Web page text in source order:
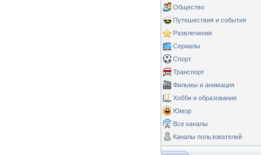
Общество
Путешествия и события
Развлечения
Сериалы
Спорт
Транспорт
Фильмы и анимация
Хобби и образование
Юмор
Все каналы
Каналы пользователей